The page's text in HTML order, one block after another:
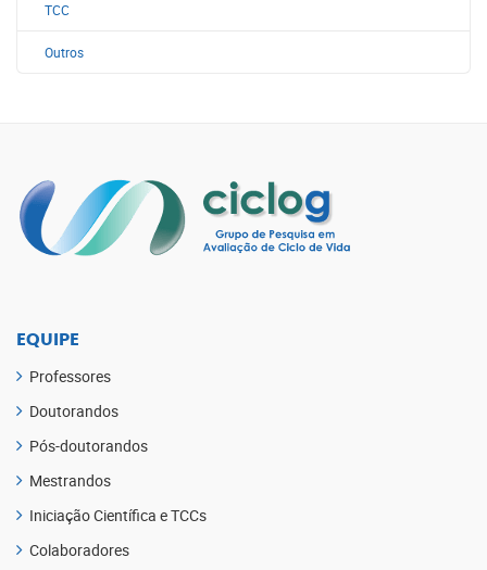
TCC
Outros
EQUIPE
Professores
Doutorandos
Pós-doutorandos
Mestrandos
Iniciação Científica e TCCs
Colaboradores